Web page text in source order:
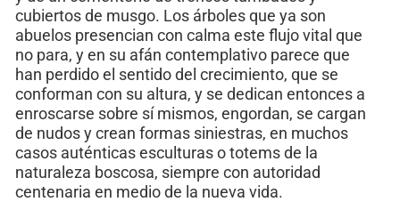
cubiertos de musgo. Los árboles que ya son
abuelos presencian con calma este flujo vital que
no para, y en su afán contemplativo parece que
han perdido el sentido del crecimiento, que se
conforman con su altura, y se dedican entonces a
enroscarse sobre sí mismos, engordan, se cargan
de nudos y crean formas siniestras, en muchos
casos auténticas esculturas o totems de la
naturaleza boscosa, siempre con autoridad
centenaria en medio de la nueva vida.